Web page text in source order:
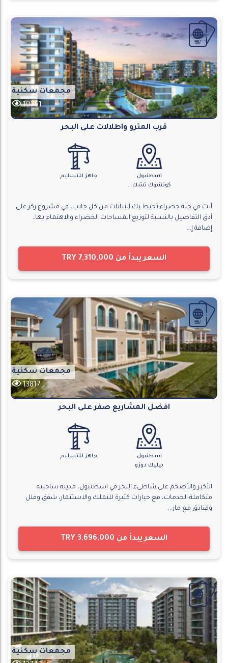
مجمعات سكنية
10761
قرب المترو واطلالات على البحر
اسطنبول
كوتشوك تشك...
جاهز للتسليم
أنت في جنة خضراء تحيط بك النباتات من كل جانب، في مشروع ركز على
أدق التفاصيل بالنسبة لتوزيع المساحات الخضراء والاهتمام بها،
إضافة إ...
السعر يبدأ من TRY 7,310,000
مجمعات سكنية
13817
افضل المشاريع صفر على البحر
اسطنبول
بيليك دوزو
جاهز للتسليم
الأكبر والأضخم على شاطىء البحر في اسطنبول، مدينة ساحلية
متكاملة الخدمات، مع خيارات كثيرة للتملك والاستثمار، شقق وفلل
وفنادق مع مار...
السعر يبدأ من TRY 3,696,000
مجمعات سكنية